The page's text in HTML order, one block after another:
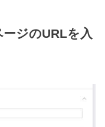
ジのURLを入